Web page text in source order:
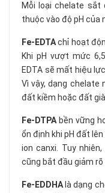
Mỗi loại chelate sắt
thuộc vào độ pH của
Fe-EDTAchỉ hoạt
Khi pH vượt mức
EDTA sẽ mất hiệu
Vì vậy, dạng chelate
đất kiềm hoặc đất
Fe-DTPA bền vững
ổn định khi pH đất
ion canxi. Tuy
cũng bắt đầu giảm rõ
Fe-EDDHA là dạng